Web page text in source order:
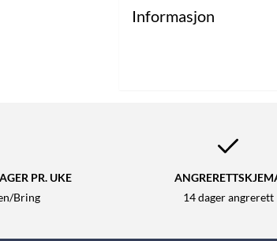
Informasjon
PR. UKE
Bring 14 dager angrerett